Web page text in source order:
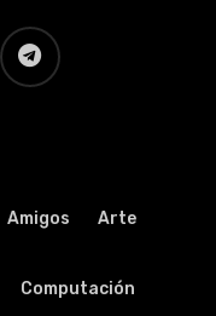
telegram
Amigos Arte
Computación